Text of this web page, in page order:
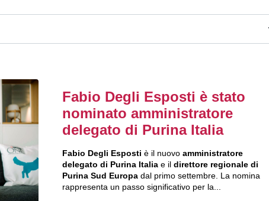
Fabio Degli Esposti è stato
nominato amministratore
delegato di Purina Italia
Fabio Degli Esposti è il nuovo amministratore
delegato di Purina Italiae il direttore regionale di
Purina Sud Europadal primo settembre. La nomina
rappresenta un passo significativo per la...